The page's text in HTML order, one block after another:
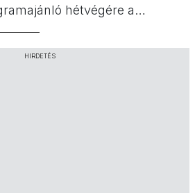
hétvégére a
HIRDETÉS